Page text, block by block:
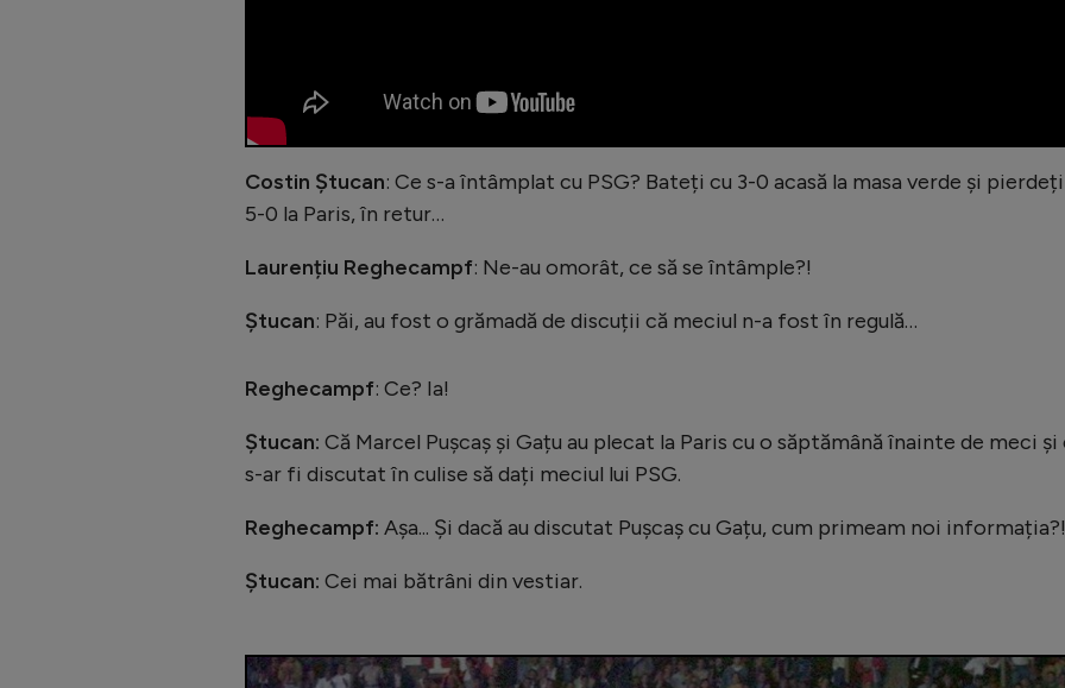
Costin Ștucan: Ce s-a întâmplat cu PSG? Bateți cu 3-0 acasă la masa verde și
5-0 la Paris, în retur…
Laurențiu Reghecampf: Ne-au omorât, ce să se întâmple?!
Ștucan: Păi, au fost o grămadă de discuții că meciul n-a fost în regulă…
Reghecampf: Ce? Ia!
Ștucan: Că Marcel Pușcaș și Gațu au plecat la Paris cu o săptămână înainte de meci și
s-ar fi discutat în culise să dați meciul lui PSG.
Reghecampf: Așa... Și dacă au discutat Pușcaș cu Gațu, cum primeam noi informația?!
Ștucan: Cei mai bătrâni din vestiar.